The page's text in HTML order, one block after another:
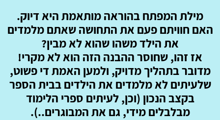
מילת המפתח בהוראה מותאמת היא דיוק.
האם חוויתם פעם את התחושה שאתם מלמדים
את הילד משהו שהוא לא מבין?
אז זהו, שחוסר ההבנה הזה הוא לא מקרי!
מדובר בתהליך מדויק, ולמען האמת די פשוט,
שלעיתים לא מלמדים את הילדים בבית הספר
בקצב הנכון (וכן, לעיתים ספרי הלימוד
מבלבלים מידי, גם את המבוגרים..).